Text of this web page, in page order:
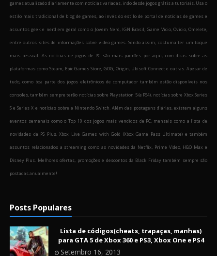
games atualizado diariamente com notícias variadas, indo desde jogos grátis a tutoriais. Usa o
estilo mais tradicional de blog de games, ao invés do estilo de portal de notícias de games e
assuntos geek e nerd em geral como o Jovem Nerd, IGN Brasil, Game Vicio, Ovicio, Omelete,
entre outros sites de informações sobre video games. Sendo assim, costuma ter um toque
mais pessoal. As notícias de jogos de PC são mais padrões por aqui, com dicas sobre as
plataformas como Steam, Epic Games Store, GOG, Origin, Ubisoft Connect e outras. Apesar de
tudo, como boa parte dos jogos eletrônicos de computador também estão disponíveis nos
consoles, também sempre terão notícias sobre Playstation 5 (e PS4), notícias sobre Xbox Series
S e Series X e notícias sobre a Nintendo Switch. Além das postagens diárias, existem alguns
eventos semanais como o Top 10 dos jogos mais vendidos de PC, mensais como a lista de
novidades da PS Plus, Xbox Live Games with Gold (Xbox Game Pass Ultimate) e também
assuntos relacionados a streaming como as novidades da Netflix, Prime Video, HBO Max e
Disney Plus. Melhores ofertas, promoções e descontos da Black Friday também sempre são
postadas anualmente!
Posts Populares
Lista de códigos(cheats, trapaças, manhas)
para GTA 5 de Xbox 360 e PS3, Xbox One e PS4
Setembro 16, 2013